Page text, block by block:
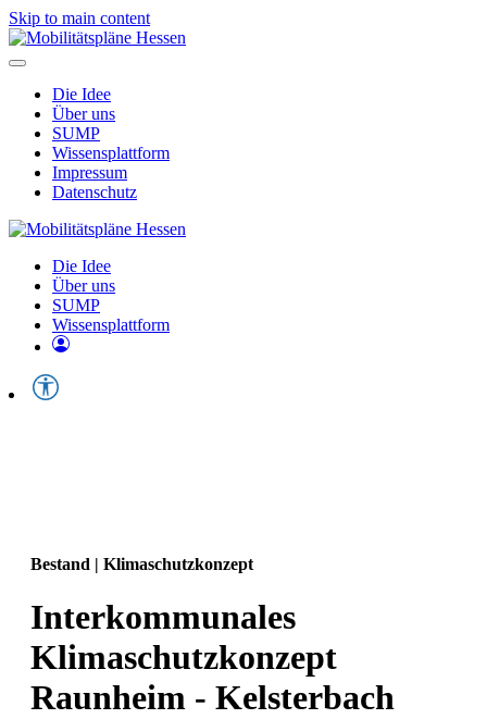
Skip to main content
Die Idee
Über uns
SUMP
Wissensplattform
Impressum
Datenschutz
Die Idee
Über uns
SUMP
Wissensplattform
Bestand | Klimaschutzkonzept
Interkommunales
Klimaschutzkonzept
Raunheim - Kelsterbach